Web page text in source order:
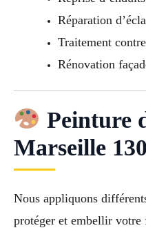
Réparation
Traitement
Rénovation
Peinture
Marseille
Nous appliquons
protéger et embellir votre